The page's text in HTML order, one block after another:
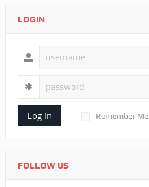
LOGIN
Log In Remember Me
FOLLOW US